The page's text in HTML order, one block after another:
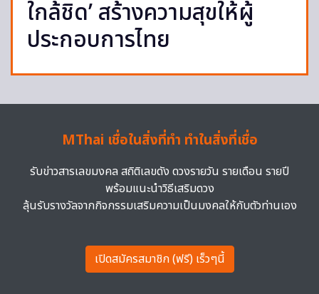
ใกล้ชิด’ สร้างความสุขให้ผู้
ประกอบการไทย
MThai เชื่อในสิ่งที่ทำ ทำในสิ่งที่เชื่อ
รับข่าวสารเลขมงคล สถิติเลขดัง ดวงรายวัน รายเดือน รายปี
พร้อมแนะนำวิธีเสริมดวง
ลุ้นรับรางวัลจากกิจกรรมเสริมความเป็นมงคลให้กับตัวท่านเอง
เปิดสมัครสมาชิก (ฟรี) เร็วๆนี้